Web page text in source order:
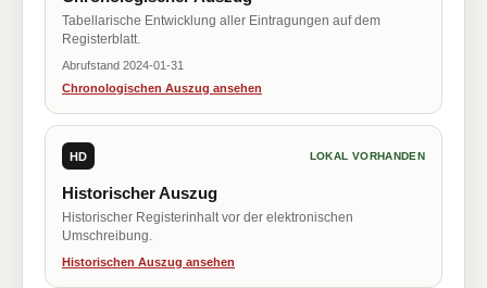
Tabellarische Entwicklung aller Eintragungen auf dem
Registerblatt.
Abrufstand 2024-01-31
Chronologischen Auszug ansehen
HD LOKAL VORHANDEN
Historischer Auszug
Historischer Registerinhalt vor der elektronischen
Umschreibung.
Historischen Auszug ansehen